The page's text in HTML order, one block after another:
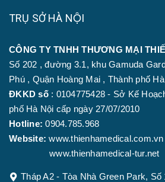
TRỤ SỞ HÀ NỘI
CÔNG TY TNHH THƯƠNG MẠI
Số 202 , đường 3.1, khu Gamuda
Phú , Quận Hoàng Mai , Thành phố
ĐKKD số: 0104775428 - Sở Kế
phố Hà Nội cấp ngày 27/07/2010
Hotline: 0904.785.968
Website:www.thienhamedical.com.vn
www.thienhamedical-tur.net
Tháp A2 - Tòa Nhà Green Park, Số